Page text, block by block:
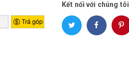
Kết nối với chúng tôi